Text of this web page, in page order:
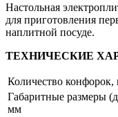
Настольная
для приготовления
наплитной посуде.
ТЕХНИЧЕСКИЕ
Количество конфорок,
Габаритные размеры
мм